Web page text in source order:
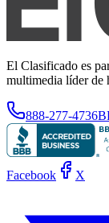
El Clasificado es
multimedia líder de
888-277-4736
Facebook X